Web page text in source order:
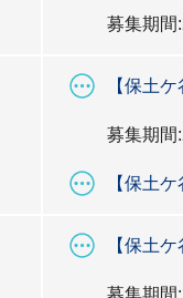
募集期間
【保土
募集期間
【保土
【保土
募集期間